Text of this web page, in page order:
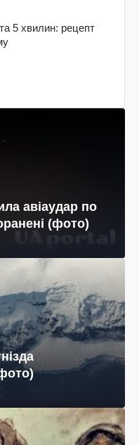
5 хвилин: рецепт
авіаудар по
(фото)